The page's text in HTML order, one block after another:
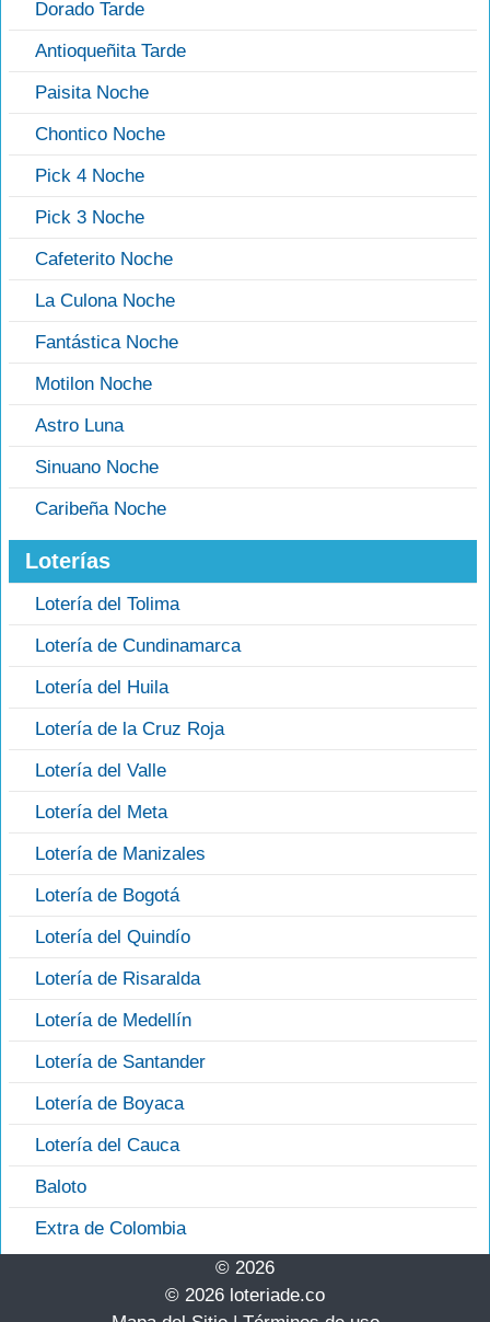
Dorado Tarde
Antioqueñita Tarde
Paisita Noche
Chontico Noche
Pick 4 Noche
Pick 3 Noche
Cafeterito Noche
La Culona Noche
Fantástica Noche
Motilon Noche
Astro Luna
Sinuano Noche
Caribeña Noche
Loterías
Lotería del Tolima
Lotería de Cundinamarca
Lotería del Huila
Lotería de la Cruz Roja
Lotería del Valle
Lotería del Meta
Lotería de Manizales
Lotería de Bogotá
Lotería del Quindío
Lotería de Risaralda
Lotería de Medellín
Lotería de Santander
Lotería de Boyaca
Lotería del Cauca
Baloto
Extra de Colombia
© 2026
© 2026 loteriade.co